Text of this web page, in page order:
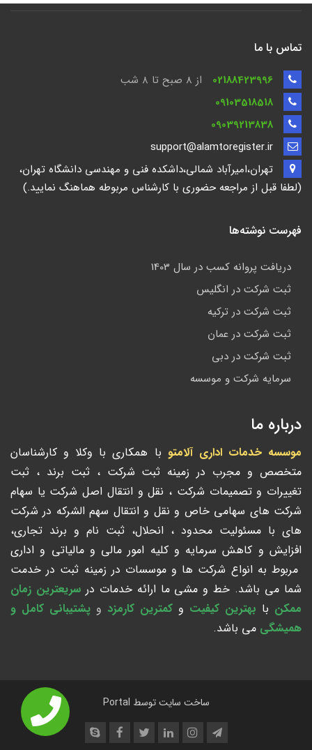
تماس با ما
02188423996
از 8 صبح تا ۸ شب
09103518518
09039213838
support@alamtoregister.ir
تهران،امیرآباد شمالی،داشکده فنی و مهندسی دانشگاه تهران،
(لطفا قبل از مراجعه حضوری با کارشناس مربوطه هماهنگ نمایید.)
فهرست نوشته‌ها
دریافت پروانه کسب در سال 1403
ثبت شرکت در انگلیس
ثبت شرکت در ترکیه
ثبت شرکت در عمان
ثبت شرکت در دبی
سرمایه شرکت و موسسه
درباره ما
موسسه خدمات اداری آلامتو با همکاری با وکلا و کارشناسان
متخصص و مجرب در زمینه ثبت شرکت ، ثبت برند ، ثبت
تغییرات و تصمیمات شرکت ، نقل و انتقال اصل شرکت یا سهام
شرکت های سهامی خاص و نقل و انتقال سهم الشرکه در شرکت
های با مسئولیت محدود ، انحلال، ثبت نام و برند تجاری،
افزایش و کاهش سرمایه و کلیه امور مالی و مالیاتی و اداری
مربوط به انواع شرکت ها و موسسات در زمینه ثبت در خدمت
شما می باشد. خط و مشی ما ارائه خدمات درسریعترین زمان
ممکن با بهترین کیفیت و کمترین کارمزد و پشتیبانی کامل و
همیشگی می باشد.
ساخت سایت توسط Portal